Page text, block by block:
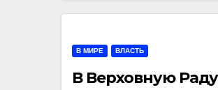
В МИРЕ ВЛАСТЬ
В Верховную